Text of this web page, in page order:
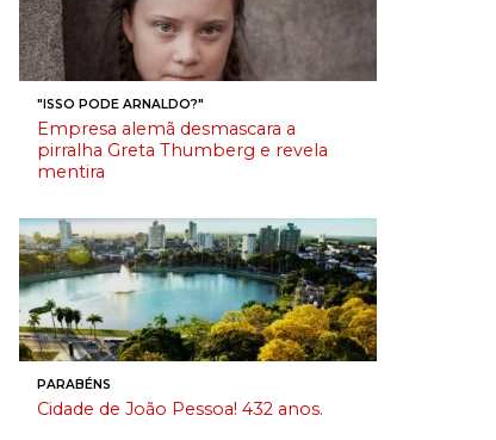
"ISSO PODE ARNALDO?"
Empresa alemã desmascara a
pirralha Greta Thumberg e revela
mentira
PARABÉNS
Cidade de João Pessoa! 432 anos.